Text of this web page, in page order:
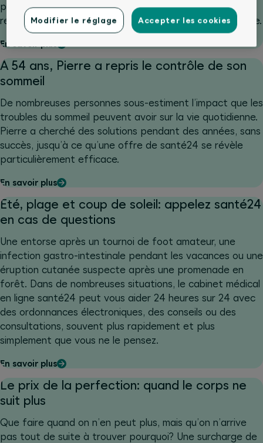
précisément dans ces moments-là qu’une
recommandation rapide de santé24 peut être précieuse.
En savoir plus
À 54 ans, Pierre a repris le contrôle de son
sommeil
De nombreuses personnes sous-estiment l’impact que les
troubles du sommeil peuvent avoir sur la vie quotidienne.
Pierre a cherché des solutions pendant des années, sans
succès, jusqu’à ce qu’une offre de santé24 se révèle
particulièrement efficace.
En savoir plus
Été, plage et coup de soleil: appelez santé24
en cas de questions
Une entorse après un tournoi de foot amateur, une
infection gastro-intestinale pendant les vacances ou une
éruption cutanée suspecte après une promenade en
forêt. Dans de nombreuses situations, le cabinet médical
en ligne santé24 peut vous aider 24 heures sur 24 avec
des ordonnances électroniques, des conseils ou des
consultations, souvent plus rapidement et plus
simplement que vous ne le pensez.
En savoir plus
Le prix de la perfection: quand le corps ne
suit plus
Que faire quand on n’en peut plus, mais qu’on n’arrive
pas tout de suite à trouver pourquoi? Une surcharge de
Modifier le réglage Accepter les cookies